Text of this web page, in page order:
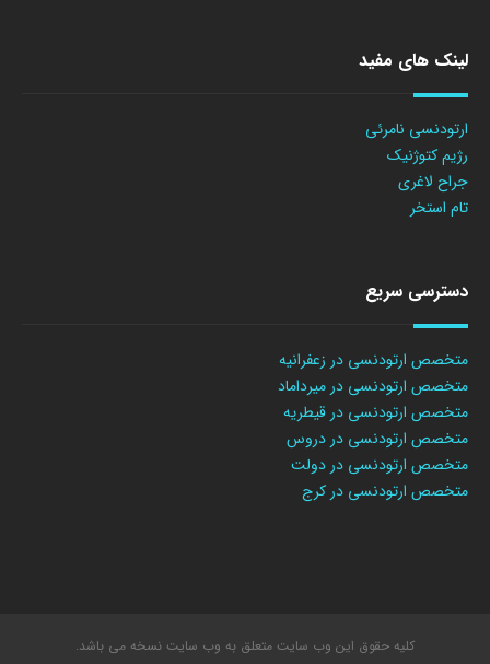
لینک های مفید
ارتودنسی نامرئی
رژیم کتوژنیک
جراح لاغری
تام استخر
دسترسی سریع
متخصص ارتودنسی در زعفرانیه
متخصص ارتودنسی در میرداماد
متخصص ارتودنسی در قیطریه
متخصص ارتودنسی در دروس
متخصص ارتودنسی در دولت
متخصص ارتودنسی در کرج
کلیه حقوق این وب سایت متعلق به وب سایت نسخه می باشد.